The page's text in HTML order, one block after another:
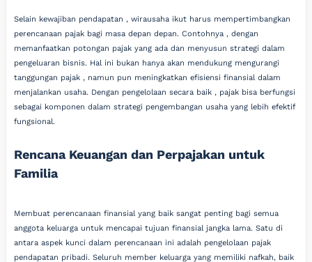
Selain kewajiban pendapatan , wirausaha ikut harus mempertimbangkan
perencanaan pajak bagi masa depan depan. Contohnya , dengan
memanfaatkan potongan pajak yang ada dan menyusun strategi dalam
pengeluaran bisnis. Hal ini bukan hanya akan mendukung mengurangi
tanggungan pajak , namun pun meningkatkan efisiensi finansial dalam
menjalankan usaha. Dengan pengelolaan secara baik , pajak bisa berfungsi
sebagai komponen dalam strategi pengembangan usaha yang lebih efektif
fungsional.
Rencana Keuangan dan Perpajakan untuk
Familia
Membuat perencanaan finansial yang baik sangat penting bagi semua
anggota keluarga untuk mencapai tujuan finansial jangka lama. Satu di
antara aspek kunci dalam perencanaan ini adalah pengelolaan pajak
pendapatan pribadi. Seluruh member keluarga yang memiliki nafkah, baik